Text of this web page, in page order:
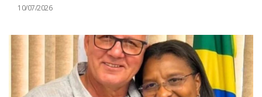
10/07/2026